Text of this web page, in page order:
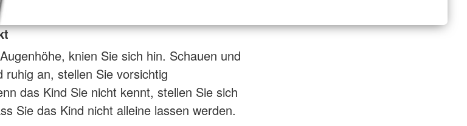
knien Sie sich hin. Schauen und
ruhig an, stellen Sie vorsichtig
das Kind Sie nicht kennt, stellen Sie sich
Sie das Kind nicht alleine lassen werden.